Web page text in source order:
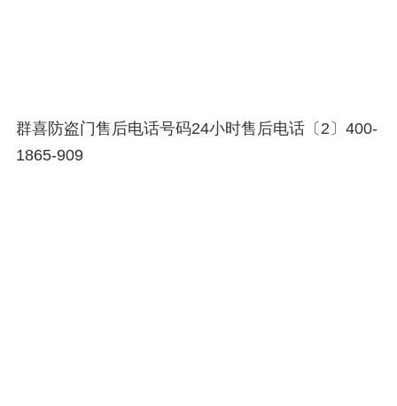
群喜防盗门售后电话号码24小时售后电话〔2〕400-
1865-909